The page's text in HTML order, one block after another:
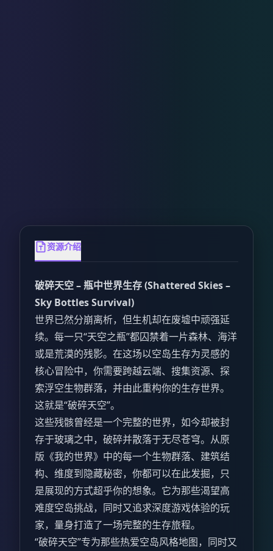
资源介绍
破碎天空 – 瓶中世界生存 (Shattered Skies –
Sky Bottles Survival)
世界已然分崩离析，但生机却在废墟中顽强延
续。每一只“天空之瓶”都囚禁着一片森林、海洋
或是荒漠的残影。在这场以空岛生存为灵感的
核心冒险中，你需要跨越云端、搜集资源、探
索浮空生物群落，并由此重构你的生存世界。
这就是“破碎天空”。
这些残骸曾经是一个完整的世界，如今却被封
存于玻璃之中，破碎并散落于无尽苍穹。从原
版《我的世界》中的每一个生物群落、建筑结
构、维度到隐藏秘密，你都可以在此发掘，只
是展现的方式超乎你的想象。它为那些渴望高
难度空岛挑战，同时又追求深度游戏体验的玩
家，量身打造了一场完整的生存旅程。
“破碎天空”专为那些热爱空岛风格地图，同时又